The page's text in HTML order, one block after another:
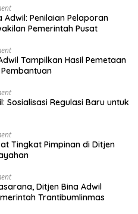
Adwil: Penilaian Pelaporan
Pemerintah Pusat
Tampilkan Hasil Pemetaan
Sosialisasi Regulasi Baru untuk
Tingkat Pimpinan di Ditjen
Ditjen Bina Adwil
Trantibumlinmas